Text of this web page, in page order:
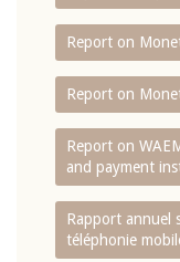
Report on
Report on
Report on
and payment
Rapport annuel
téléphonie